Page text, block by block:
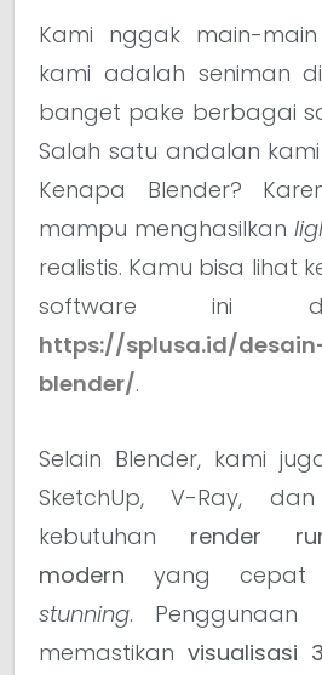
Kami nggak main-
kami adalah seniman
banget pake berbagai
Salah satu andalan
Kenapa Blender?
mampu menghasilkan
realistis. Kamu bisa lihat
software ini
https://splusa.id/
blender/.
Selain Blender, kami
SketchUp, V-Ray,
kebutuhan render
modern yang cepat
stunning. Penggunaan
memastikan visualisasi